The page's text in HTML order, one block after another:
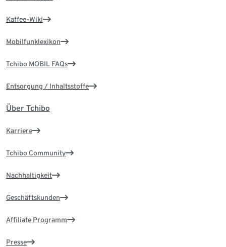
Kaffee-Wiki
Mobilfunklexikon
Tchibo MOBIL FAQs
Entsorgung / Inhaltsstoffe
Über Tchibo
Karriere
Tchibo Community
Nachhaltigkeit
Geschäftskunden
Affiliate Programm
Presse